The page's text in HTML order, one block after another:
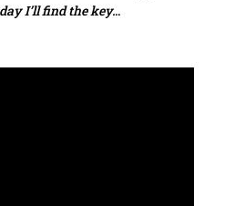
I’ll find the key...